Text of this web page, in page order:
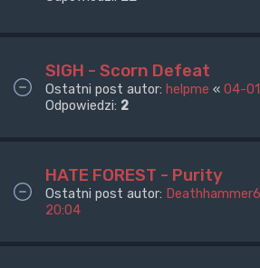
SIGH - Scorn Defeat
Ostatni post autor: helpme « 04-
Odpowiedzi: 2
HATE FOREST - Purity
Ostatni post autor:
20:04